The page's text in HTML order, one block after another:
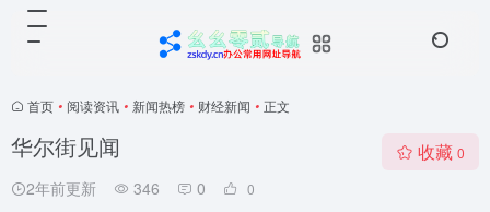
首页 • 阅读资讯 • 新闻热榜 • 财经新闻 • 正文
华尔街见闻
2年前更新 346 0 0
收藏 0